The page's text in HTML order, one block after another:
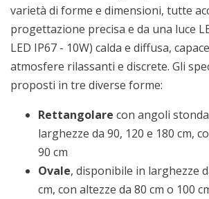
varietà di forme e dimensioni, tutte
progettazione precisa e da una luce
LED IP67 - 10W) calda e diffusa,
atmosfere rilassanti e discrete. Gli
proposti in tre diverse forme:
Rettangolare con angoli
larghezze da 90, 120 e 180 cm,
90 cm
Ovale, disponibile in larghezze
cm, con altezze da 80 cm o 100